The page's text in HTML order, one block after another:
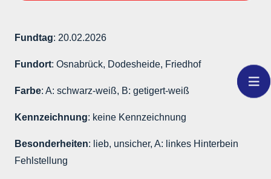
Fundtag: 20.02.2026
Fundort: Osnabrück, Dodesheide, Friedhof
Farbe: A: schwarz-weiß, B: getigert-weiß
Kennzeichnung: keine Kennzeichnung
Besonderheiten: lieb, unsicher, A: linkes Hinterbein
Fehlstellung